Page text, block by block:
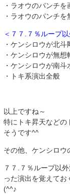
・ラオウのパンチ
・ラオウのパンチ
＜７７.７％ループ
・ケンシロウが北
・ケンシロウが無想
・ケンシロウが南斗
・トキ系演出全般
以上ですね～
特にトキ昇天などの
そうです^^
その他、ケンシロ
７７.７％ループ以
った演出を覚えて
(^^♪